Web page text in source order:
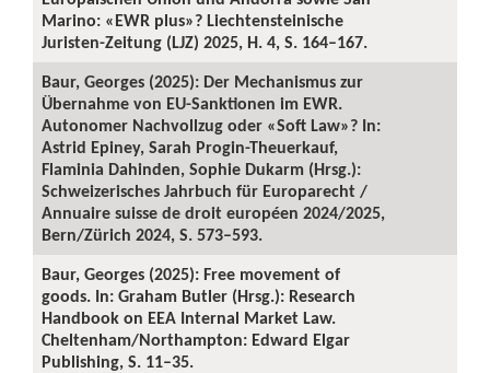
Marino: «EWR plus»? Liechtensteinische
Juristen-Zeitung (LJZ) 2025, H. 4, S. 164–167.
Baur, Georges (2025): Der Mechanismus zur
Übernahme von EU-Sanktionen im EWR.
Autonomer Nachvollzug oder «Soft Law»? In:
Astrid Epiney, Sarah Progin-Theuerkauf,
Flaminia Dahinden, Sophie Dukarm (Hrsg.):
Schweizerisches Jahrbuch für Europarecht /
Annuaire suisse de droit européen 2024/2025,
Bern/Zürich 2024, S. 573–593.
Baur, Georges (2025): Free movement of
goods. In: Graham Butler (Hrsg.): Research
Handbook on EEA Internal Market Law.
Cheltenham/Northampton: Edward Elgar
Publishing, S. 11–35.